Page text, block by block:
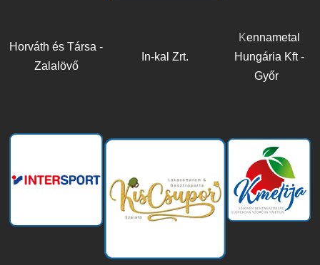
Horváth és Társa -
Zalalövő
In-kal Zrt.
Kennametal
Hungária Kft -
Győr